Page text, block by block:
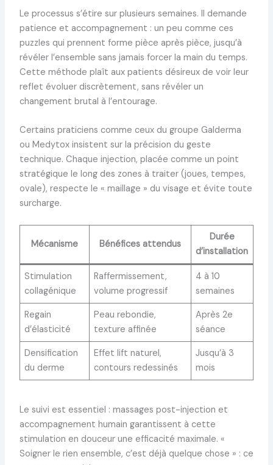
Le processus s’étire sur plusieurs semaines. Il demande
patience et accompagnement : un peu comme ces
puzzles qui prennent forme pièce après pièce, jusqu’à
révéler l’ensemble sans jamais forcer la main du temps.
Cette méthode plaît aux patients désireux de voir leur
reflet évoluer discrètement, sans révéler un
changement brutal à l’entourage.
Certains praticiens comme ceux du groupe Galderma
ou Medytox insistent sur la précision du geste
technique. Chaque injection, placée comme un point
stratégique le long des zones à traiter (joues, tempes,
ovale), respecte le « maillage » du visage et évite toute
surcharge.
Mécanisme Bénéfices attendus
Durée
d’installation
Stimulation
collagénique
Raffermissement,
volume progressif
4 à 10
semaines
Regain
d’élasticité
Peau rebondie,
texture affinée
Après 2e
séance
Densification
du derme
Effet lift naturel,
contours redessinés
Jusqu’à 3
mois
Le suivi est essentiel : massages post-injection et
accompagnement humain garantissent à cette
stimulation en douceur une efficacité maximale. «
Soigner le rien ensemble, c’est déjà quelque chose » : ce